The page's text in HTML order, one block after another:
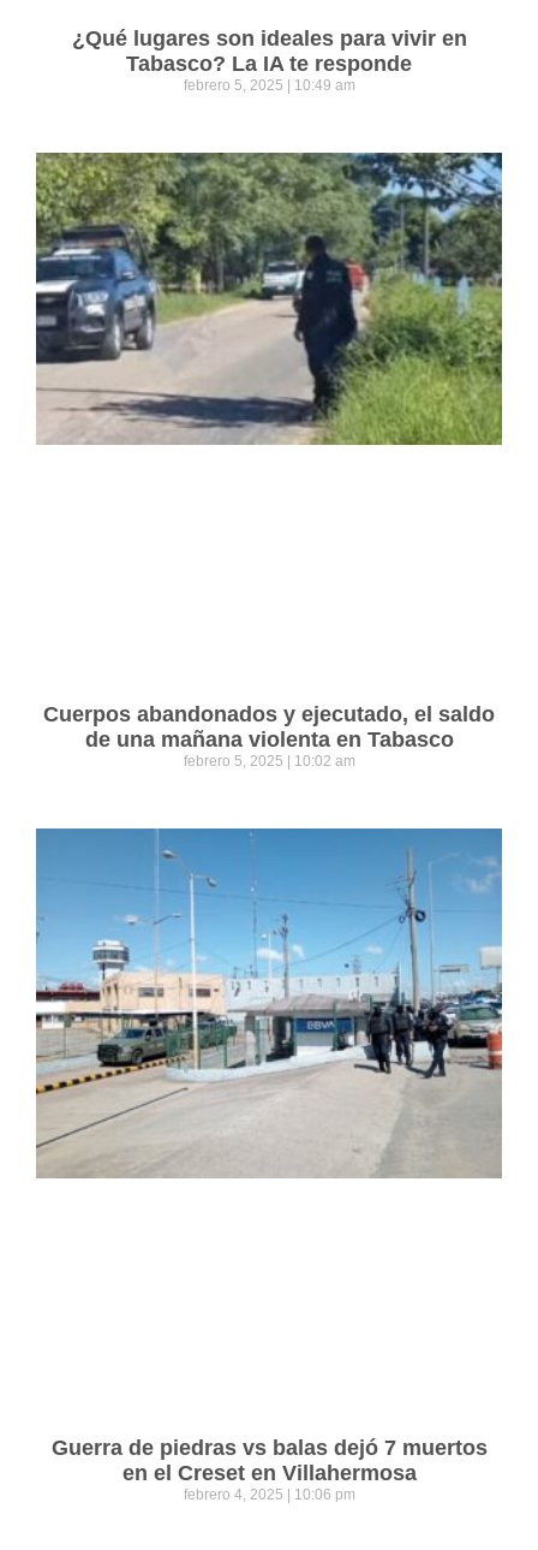
¿Qué lugares son ideales para vivir en
Tabasco? La IA te responde
febrero 5, 2025 10:49 am
Cuerpos abandonados y ejecutado, el saldo
de una mañana violenta en Tabasco
febrero 5, 2025 10:02 am
Guerra de piedras vs balas dejó 7 muertos
en el Creset en Villahermosa
febrero 4, 2025 10:06 pm